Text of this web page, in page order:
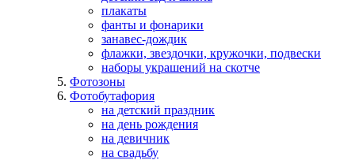
плакаты
фанты и фонарики
занавес-дождик
флажки, звездочки, кружочки, подвески
наборы украшений на скотче
Фотозоны
Фотобутафория
на детский праздник
на день рождения
на девичник
на свадьбу